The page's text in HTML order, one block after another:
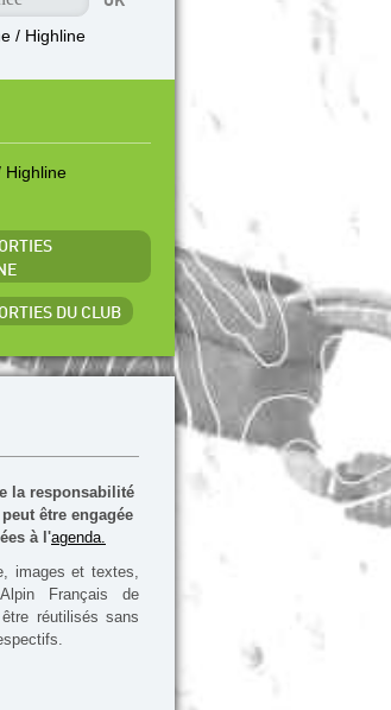
/ Highline
Highline
DU CLUB
la responsabilité
être engagée
à l'agenda.
images et textes,
Français de
réutilisés sans